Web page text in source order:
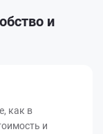
и
как в
и